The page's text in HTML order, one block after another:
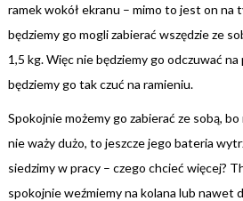
ramek wokół ekranu – mimo to jest on na
będziemy go mogli zabierać wszędzie ze
1,5 kg. Więc nie będziemy go odczuwać
będziemy go tak czuć na ramieniu.
Spokojnie możemy go zabierać ze sobą,
nie waży dużo, to jeszcze jego bateria
siedzimy w pracy – czego chcieć więcej?
spokojnie weźmiemy na kolana lub nawet